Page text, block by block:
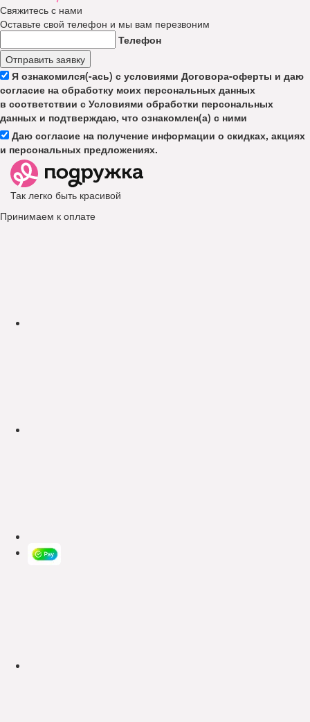
Свяжитесь с нами
Оставьте свой телефон и мы вам перезвоним
Телефон
Отправить заявку
Я ознакомился(-ась) с условиями Договора-оферты и даю
согласие на обработку моих персональных данных
в соответствии с Условиями обработки персональных
данных и подтверждаю, что ознакомлен(а) с ними
Даю согласие на получение информации о скидках, акциях
и персональных предложениях.
Так легко быть красивой
Принимаем к оплате